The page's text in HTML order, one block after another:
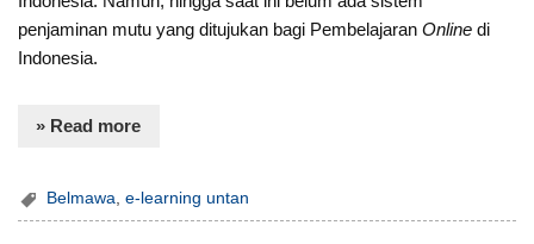
penjaminan mutu yang ditujukan bagi PembelajaranOnlinedi
Indonesia.
» Read more
Belmawa ,e-learning untan